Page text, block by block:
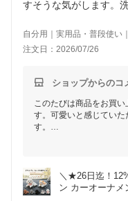
すそうな気がします。
れと首に鈴が付いてい
が異常に長いです。出
と有難いと思いました。
でも本当に可愛いので
自分用｜実用品・普段使い
注文日：2026/07/26
ショップからのコ
このたびは商品をお買
す。可愛いと感じていた
す。
能な仕様なので、清潔さ
鈴の取り付けに関してご
の参考にさせていただき
＼★26日迄！
ン カーオーナメ